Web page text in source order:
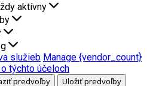
aktívny
služieb Manage {vendor_count}
týchto účeloch
predvoľby Uložiť predvoľby